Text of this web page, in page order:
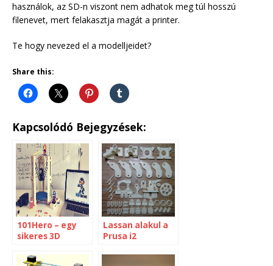
használok, az SD-n viszont nem adhatok meg túl hosszú
filenevet, mert felakasztja magát a printer.
Te hogy nevezed el a modelljeidet?
Share this:
Kapcsolódó Bejegyzések:
101Hero – egy
sikeres 3D
Kickstarter?
Lassan alakul a
Prusa i2